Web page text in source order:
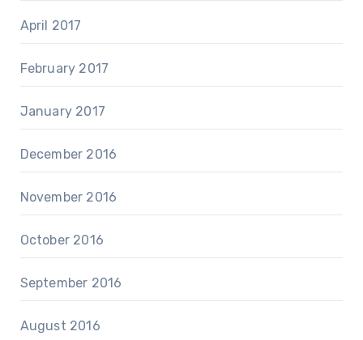
April 2017
February 2017
January 2017
December 2016
November 2016
October 2016
September 2016
August 2016